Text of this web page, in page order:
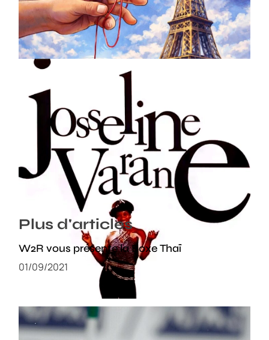
18/03/2026
Souvenir : 1996
05/03/2026
Plus d'articles
W2R vous présente la Boxe Thaï
01/09/2021